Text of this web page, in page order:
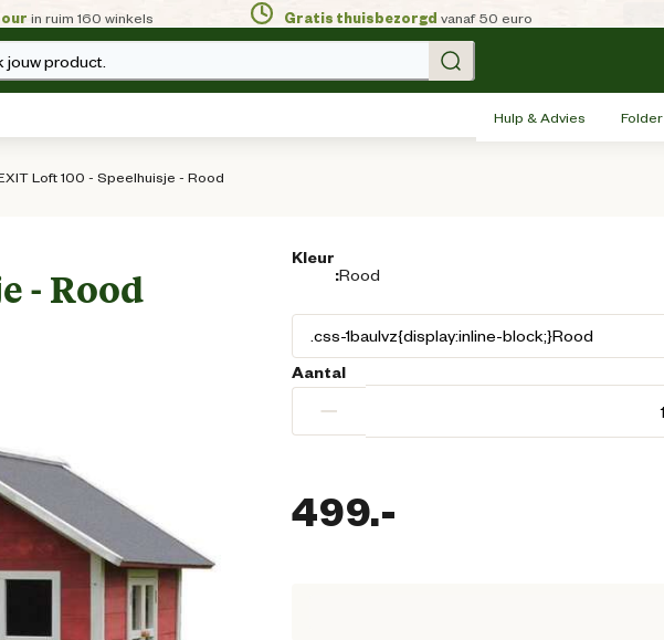
in ruim 160 winkels Gratis thuisbezorgd vanaf 50 euro
jouw product.
Hulp & Advies Folder
Loft 100 - Speelhuisje - Rood
- Rood
Kleur
:Rood
Aantal
−
499.-